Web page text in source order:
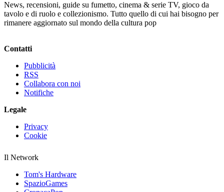
News, recensioni, guide su fumetto, cinema & serie TV, gioco da
tavolo e di ruolo e collezionismo. Tutto quello di cui hai bisogno per
rimanere aggiornato sul mondo della cultura pop
Contatti
Pubblicità
RSS
Collabora con noi
Notifiche
Legale
Privacy
Cookie
Il Network
Tom's Hardware
SpazioGames